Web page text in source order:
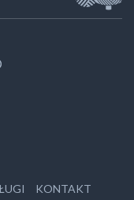
KONTAKT